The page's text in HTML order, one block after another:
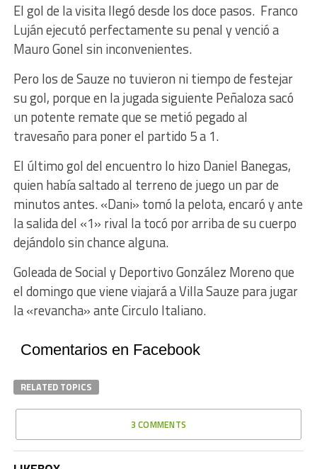
El gol de la visita llegó desde los doce pasos. Franco
Luján ejecutó perfectamente su penal y venció a
Mauro Gonel sin inconvenientes.
Pero los de Sauze no tuvieron ni tiempo de festejar
su gol, porque en la jugada siguiente Peñaloza sacó
un potente remate que se metió pegado al
travesaño para poner el partido 5 a 1.
El último gol del encuentro lo hizo Daniel Banegas,
quien había saltado al terreno de juego un par de
minutos antes. «Dani» tomó la pelota, encaró y ante
la salida del «1» rival la tocó por arriba de su cuerpo
dejándolo sin chance alguna.
Goleada de Social y Deportivo González Moreno que
el domingo que viene viajará a Villa Sauze para jugar
la «revancha» ante Circulo Italiano.
Comentarios en Facebook
RELATED TOPICS
3 COMMENTS